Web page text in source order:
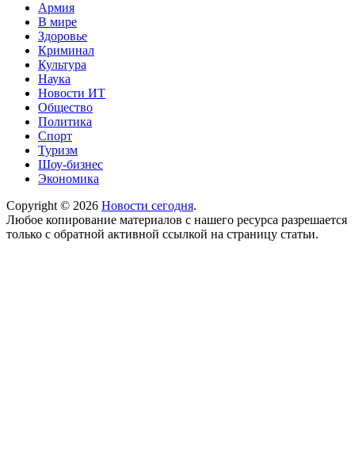
Армия
В мире
Здоровье
Криминал
Культура
Наука
Новости ИТ
Общество
Политика
Спорт
Туризм
Шоу-бизнес
Экономика
Copyright © 2026 Новости сегодня.
Любое копирование материалов с нашего ресурса разрешается
только с обратной активной ссылкой на страницу статьи.